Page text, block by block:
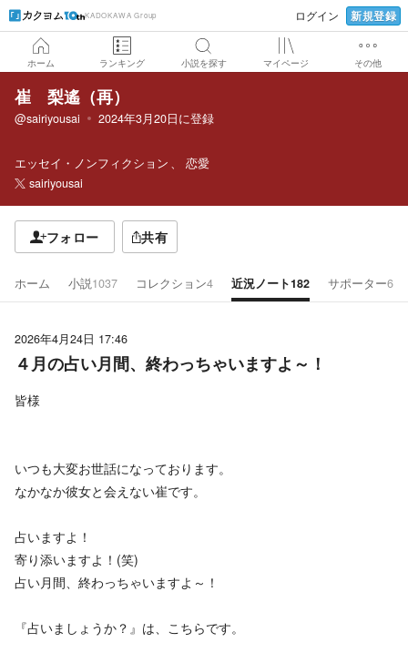
KADOKAWA Group ログイン 新規登録
ホーム ランキング 小説を探す マイページ その他
崔 梨遙（再）
@sairiyousai 2024年3月20日に登録
エッセイ・ノンフィクション
恋愛
sairiyousai
フォロー 共有
ホーム 小説1037 コレクション4 近況ノート182 サポーター6
2026年4月24日 17:46
４月の占い月間、終わっちゃいますよ～！
皆様
いつも大変お世話になっております。
なかなか彼女と会えない崔です。
占いますよ！
寄り添いますよ！(笑)
占い月間、終わっちゃいますよ～！
『占いましょうか？』は、こちらです。